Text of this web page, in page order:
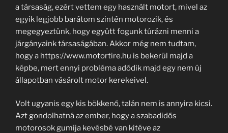
a társaság, ezért vettem egy használt motort, mivel az
egyik legjobb barátom szintén motorozik, és
megegyeztünk, hogy együtt fogunk túrázni menni a
járgányaink társaságában. Akkor még nem tudtam,
hogy a https://www.motortire.hu is bekerül majd a
képbe, mert ennyi probléma adódik majd egy nem új
állapotban vásárolt motor kerekeivel.
Volt ugyanis egy kis bökkenő, talán nem is annyira kicsi.
Azt gondolhatná az ember, hogy a szabadidős
motorosok gumija kevésbé van kitéve az